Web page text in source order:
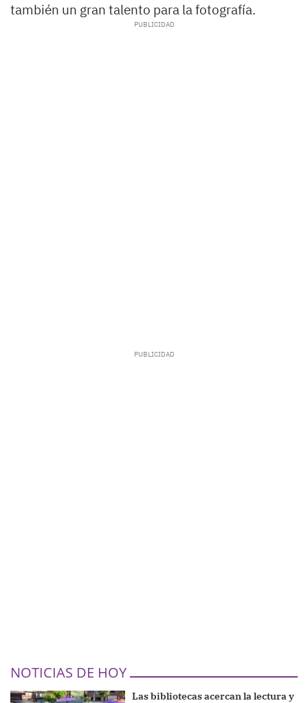
también un gran talento para la fotografía.
NOTICIAS DE HOY
Las bibliotecas acercan la lectura y